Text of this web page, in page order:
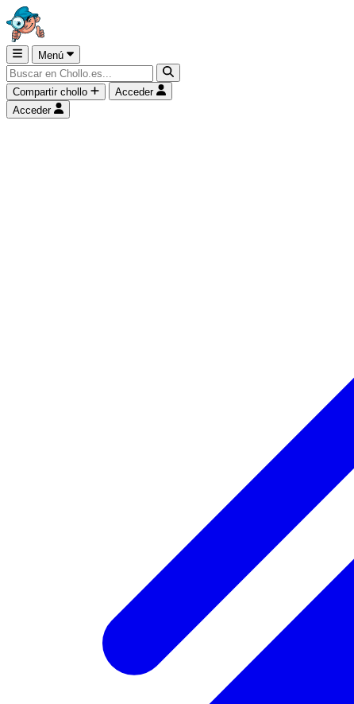
Menú
Compartir chollo
Acceder
Acceder